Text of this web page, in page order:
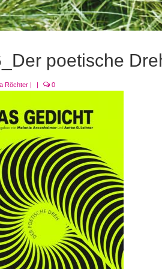
poetische
Röchter | | 0